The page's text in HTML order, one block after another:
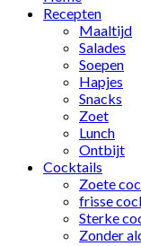
Recepten
Maaltijd
Salades
Soepen
Hapjes
Snacks
Zoet
Lunch
Ontbijt
Cocktails
Zoete
frisse
Sterke
Zonder